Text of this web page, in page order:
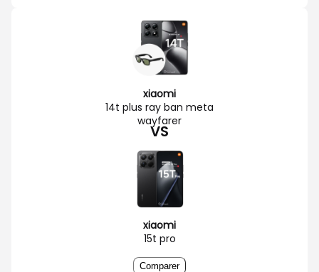
xiaomi
14t plus ray ban meta
wayfarer
VS
xiaomi
15t pro
Comparer